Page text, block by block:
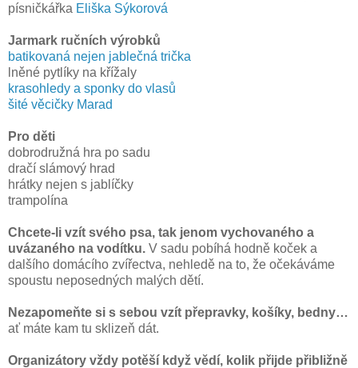
písničkářka Eliška Sýkorová
Jarmark ručních výrobků
batikovaná nejen jablečná trička
lněné pytlíky na křížaly
krasohledy a sponky do vlasů
šité věcičky Marad
Pro děti
dobrodružná hra po sadu
dračí slámový hrad
hrátky nejen s jablíčky
trampolína
Chcete-li vzít svého psa, tak jenom vychovaného a
uvázaného na vodítku. V sadu pobíhá hodně koček a
dalšího domácího zvířectva, nehledě na to, že očekáváme
spoustu neposedných malých dětí.
Nezapomeňte si s sebou vzít přepravky, košíky, bedny…
ať máte kam tu sklizeň dát.
Organizátory vždy potěší když vědí, kolik přijde přibližně